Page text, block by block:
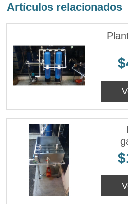
Artículos relacionados